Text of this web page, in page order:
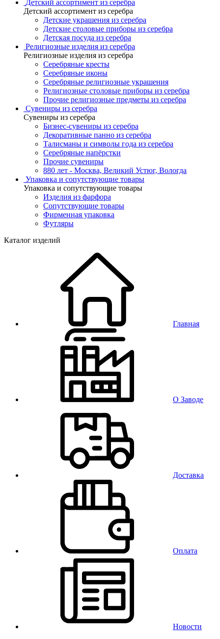
Детский ассортимент из серебра
Детский ассортимент из серебра
Детские украшения из серебра
Детские столовые приборы из серебра
Детская посуда из серебра
Религиозные изделия из серебра
Религиозные изделия из серебра
Серебряные кресты
Серебряные иконы
Серебряные религиозные украшения
Религиозные столовые приборы из серебра
Прочие религиозные предметы из серебра
Сувениры из серебра
Сувениры из серебра
Бизнес-сувениры из серебра
Декоративные панно из серебра
Талисманы и символы года из серебра
Серебряные напёрстки
Прочие сувениры
880 лет - Москва, Великий Устюг, Вологда
Упаковка и сопутствующие товары
Упаковка и сопутствующие товары
Изделия из фарфора
Сопутствующие товары
Фирменная упаковка
Футляры
Каталог изделий
Главная
О Заводе
Доставка
Оплата
Новости